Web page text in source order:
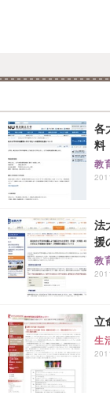
各
料
教
法
援
教
立
生